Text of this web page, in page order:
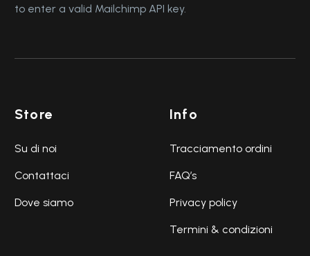
to enter a valid Mailchimp API key.
Store
Su di noi
Contattaci
Dove siamo
Info
Tracciamento ordini
FAQ’s
Privacy policy
Termini & condizioni